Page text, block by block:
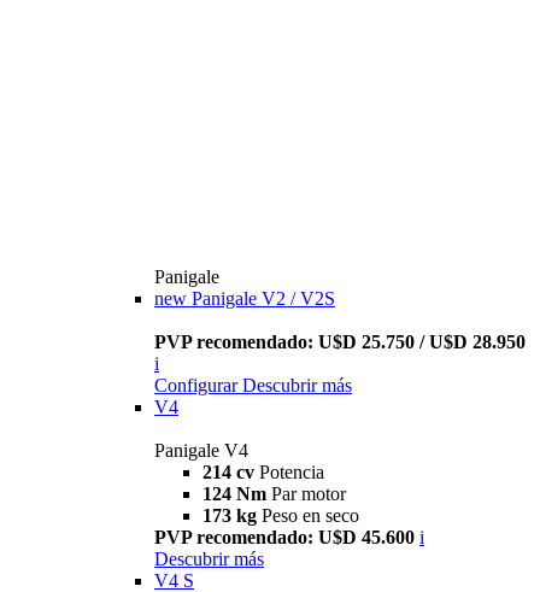
Panigale
new Panigale V2 / V2S
PVP recomendado: U$D 25.750 / U$D 28.950
i
Configurar Descubrir más
V4
Panigale V4
214 cv Potencia
124 Nm Par motor
173 kg Peso en seco
PVP recomendado: U$D 45.600 i
Descubrir más
V4 S